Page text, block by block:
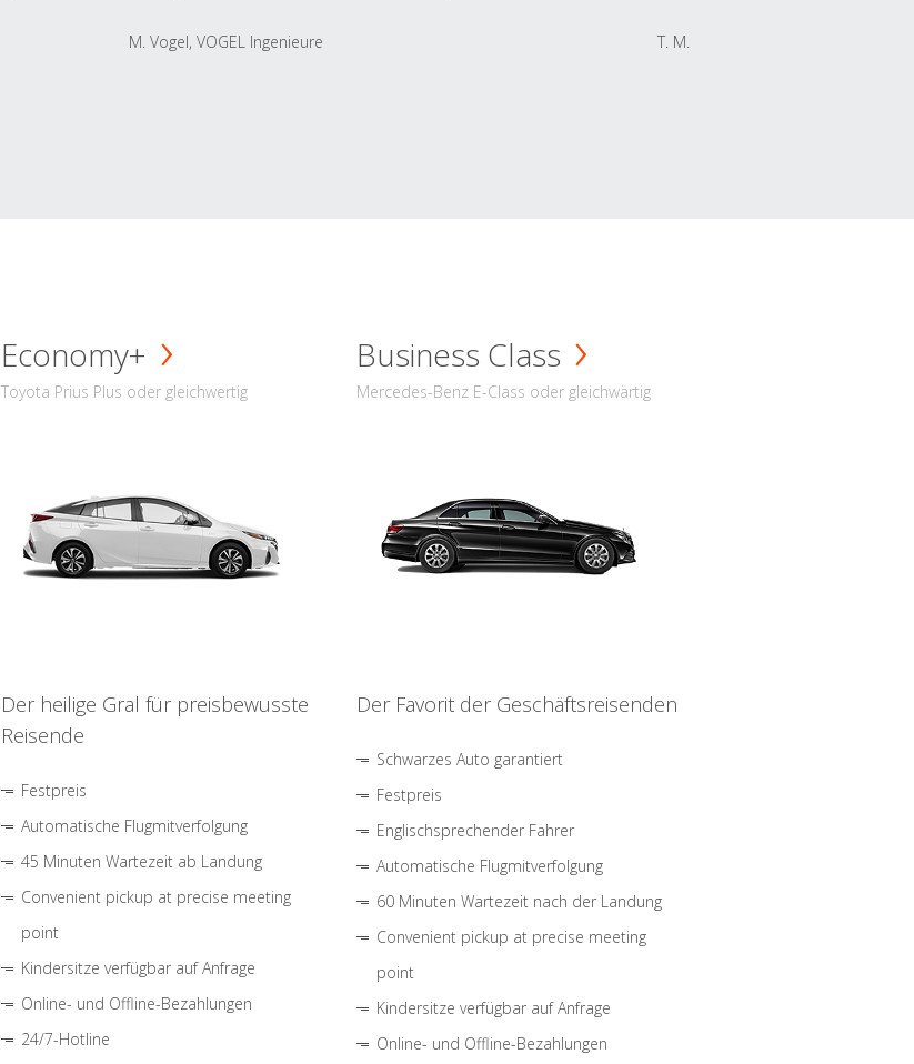
M. Vogel, VOGEL Ingenieure T. M.
Economy+
Toyota Prius Plus oder gleichwertig
Der heilige Gral für preisbewusste
Reisende
Festpreis
Automatische Flugmitverfolgung
45 Minuten Wartezeit ab Landung
Convenient pickup at precise meeting
point
Kindersitze verfügbar auf Anfrage
Online- und Offline-Bezahlungen
24/7-Hotline
Business Class
Mercedes-Benz E-Class oder gleichwärtig
Der Favorit der Geschäftsreisenden
Schwarzes Auto garantiert
Festpreis
Englischsprechender Fahrer
Automatische Flugmitverfolgung
60 Minuten Wartezeit nach der Landung
Convenient pickup at precise meeting
point
Kindersitze verfügbar auf Anfrage
Online- und Offline-Bezahlungen